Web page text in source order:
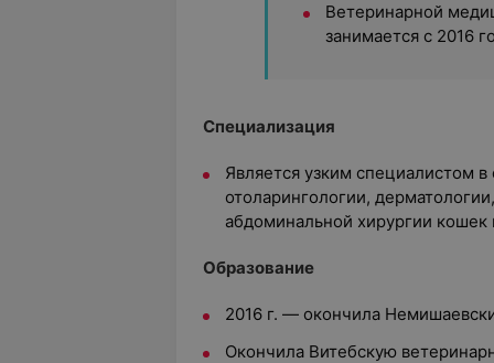
Ветеринарной
занимается с 2016
Специализация
Является узким специалистом в
отоларингологии,
абдоминальной хирургии кошек
Образование
2016 г. — окончила
Окончила Витебскую